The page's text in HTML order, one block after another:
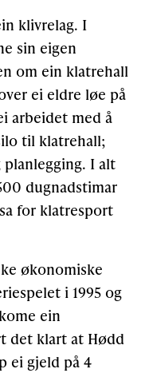
klivrelag. I
sin eigen
om ein klatrehall
ei eldre løe på
arbeidet med å
til klatrehall;
I alt
dugnadstimar
for klatresport
økonomiske
i 1995 og
ein
det klart at Hødd
ei gjeld på 4